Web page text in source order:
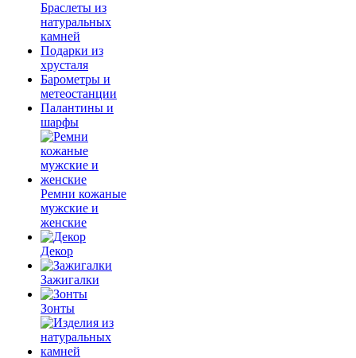
Браслеты из
натуральных
камней
Подарки из
хрусталя
Барометры и
метеостанции
Палантины и
шарфы
Ремни кожаные
мужские и
женские
Декор
Зажигалки
Зонты